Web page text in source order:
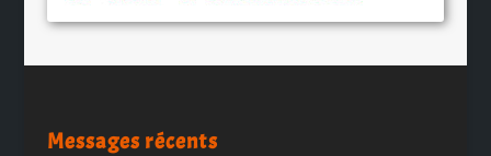
Messages récents